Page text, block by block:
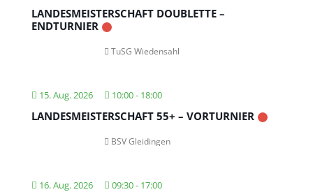
LANDESMEISTERSCHAFT DOUBLETTE –
ENDTURNIER
TuSG Wiedensahl
15. Aug. 2026 10:00- 18:00
LANDESMEISTERSCHAFT 55+ – VORTURNIER
BSV Gleidingen
16. Aug. 2026 09:30- 17:00